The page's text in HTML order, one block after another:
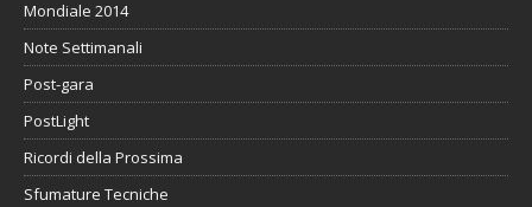
Mondiale 2014
Note Settimanali
Post-gara
PostLight
Ricordi della Prossima
Sfumature Tecniche